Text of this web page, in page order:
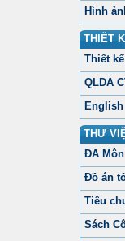
Hình
THIẾT
Thiết
QLDA
English
THƯ
ĐA
Đồ án
Tiêu
Sách